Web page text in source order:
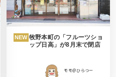
NEW 牧野本町の「フルーツショ
ップ日高」が8月末で閉店
モモ＠ひらつー